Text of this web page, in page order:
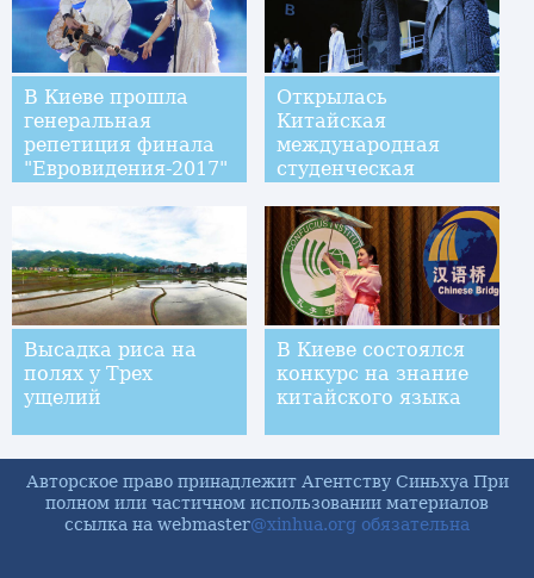
В Киеве прошла
генеральная
репетиция финала
"Евровидения-2017"
Открылась
Китайская
международная
студенческая
Высадка риса на
полях у Трех
ущелий
В Киеве состоялся
конкурс на знание
китайского языка
Авторское право принадлежит Агентству Синьхуа При
полном или частичном использовании материалов
ссылка на webmaster@xinhua.org обязательна